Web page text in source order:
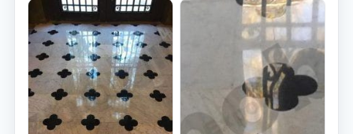
Inicio Pulidos Expobrill